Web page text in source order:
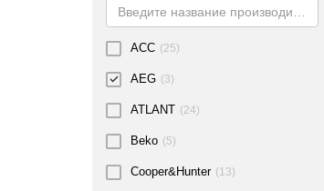
ACC (25)
AEG (3)
ATLANT (24)
Beko (5)
Cooper&Hunter (13)